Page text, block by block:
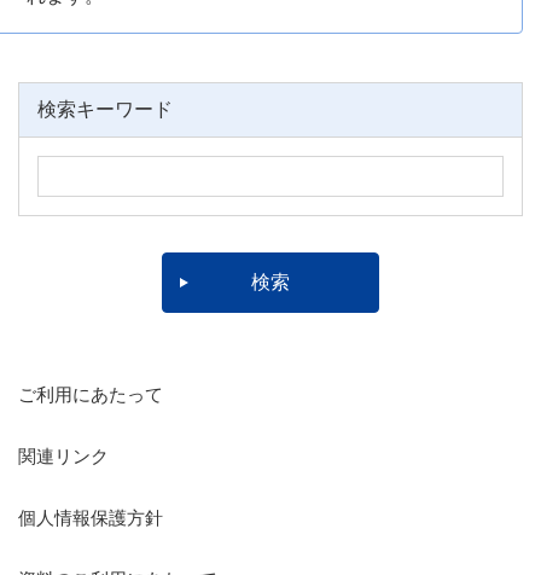
検索キーワード
ご利用にあたって
関連リンク
個人情報保護方針